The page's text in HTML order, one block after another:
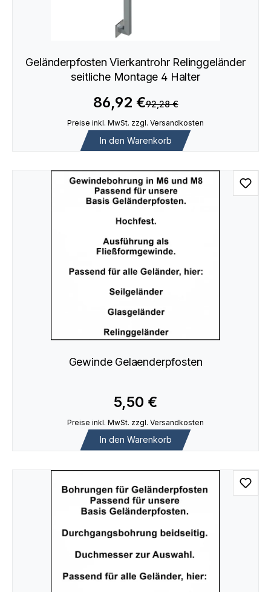
Geländerpfosten Vierkantrohr Relinggeländer
seitliche Montage 4 Halter
86,92 €92,28 €
Preise inkl. MwSt. zzgl. Versandkosten
In den Warenkorb
Gewinde Gelaenderpfosten
5,50 €
Preise inkl. MwSt. zzgl. Versandkosten
In den Warenkorb